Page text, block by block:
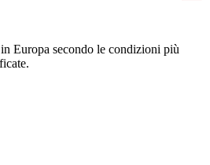
Europa secondo le condizioni più